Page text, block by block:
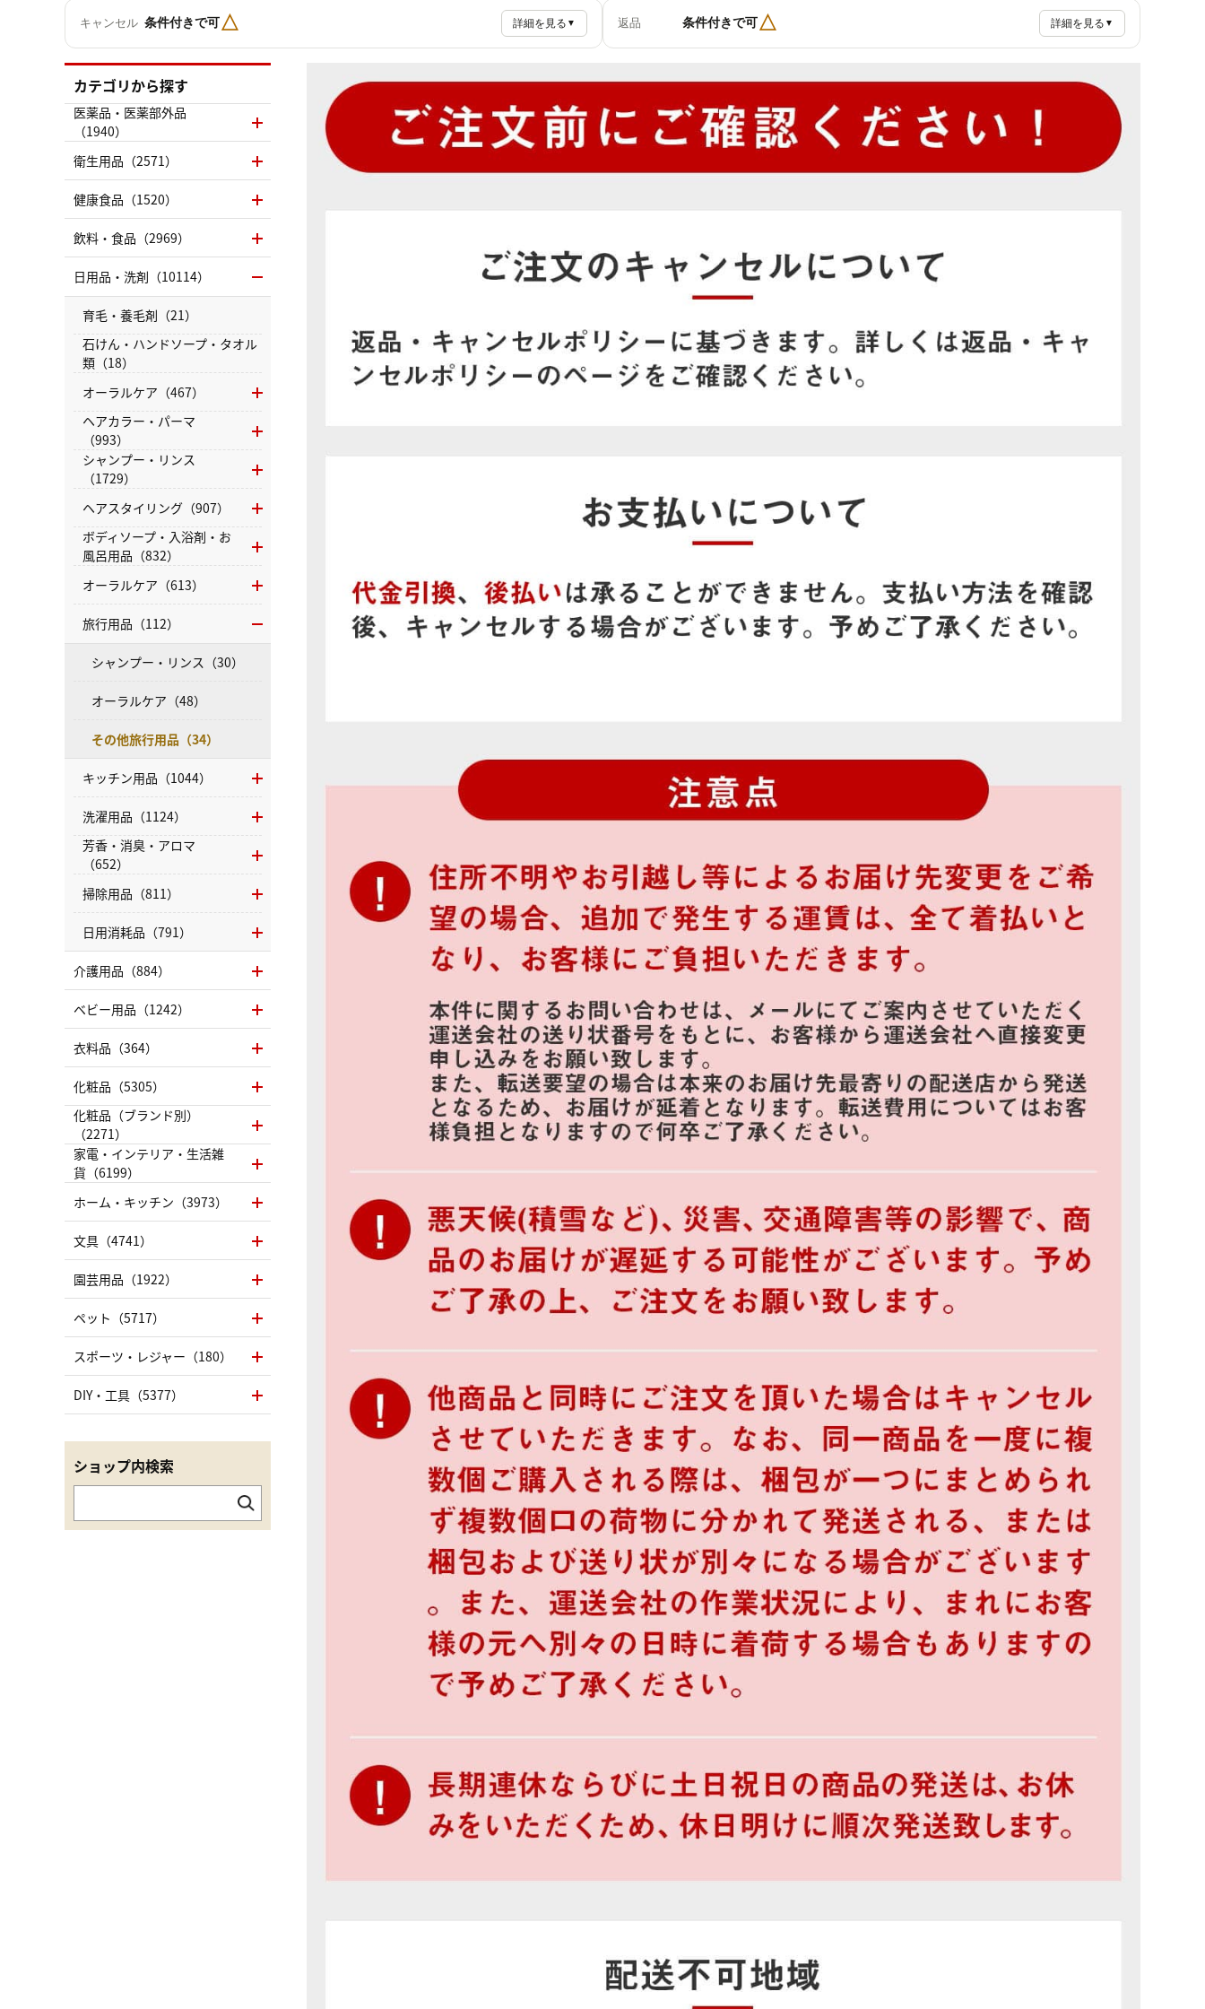
キャンセル 条件付きで可△ 詳細を見る ▼ 返品 条件付きで可△ 詳細を見る ▼
カテゴリから探す
医薬品・医薬部外品
（1940）
衛生用品（2571）
健康食品（1520）
飲料・食品（2969）
日用品・洗剤（10114）
育毛・養毛剤（21）
石けん・ハンドソープ・タオル
類（18）
オーラルケア（467）
ヘアカラー・パーマ
（993）
シャンプー・リンス
（1729）
ヘアスタイリング（907）
ボディソープ・入浴剤・お
風呂用品（832）
オーラルケア（613）
旅行用品（112）
シャンプー・リンス（30）
オーラルケア（48）
その他旅行用品（34）
キッチン用品（1044）
洗濯用品（1124）
芳香・消臭・アロマ
（652）
掃除用品（811）
日用消耗品（791）
介護用品（884）
ベビー用品（1242）
衣料品（364）
化粧品（5305）
化粧品（ブランド別）
（2271）
家電・インテリア・生活雑
貨（6199）
ホーム・キッチン（3973）
文具（4741）
園芸用品（1922）
ペット（5717）
スポーツ・レジャー（180）
DIY・工具（5377）
ショップ内検索